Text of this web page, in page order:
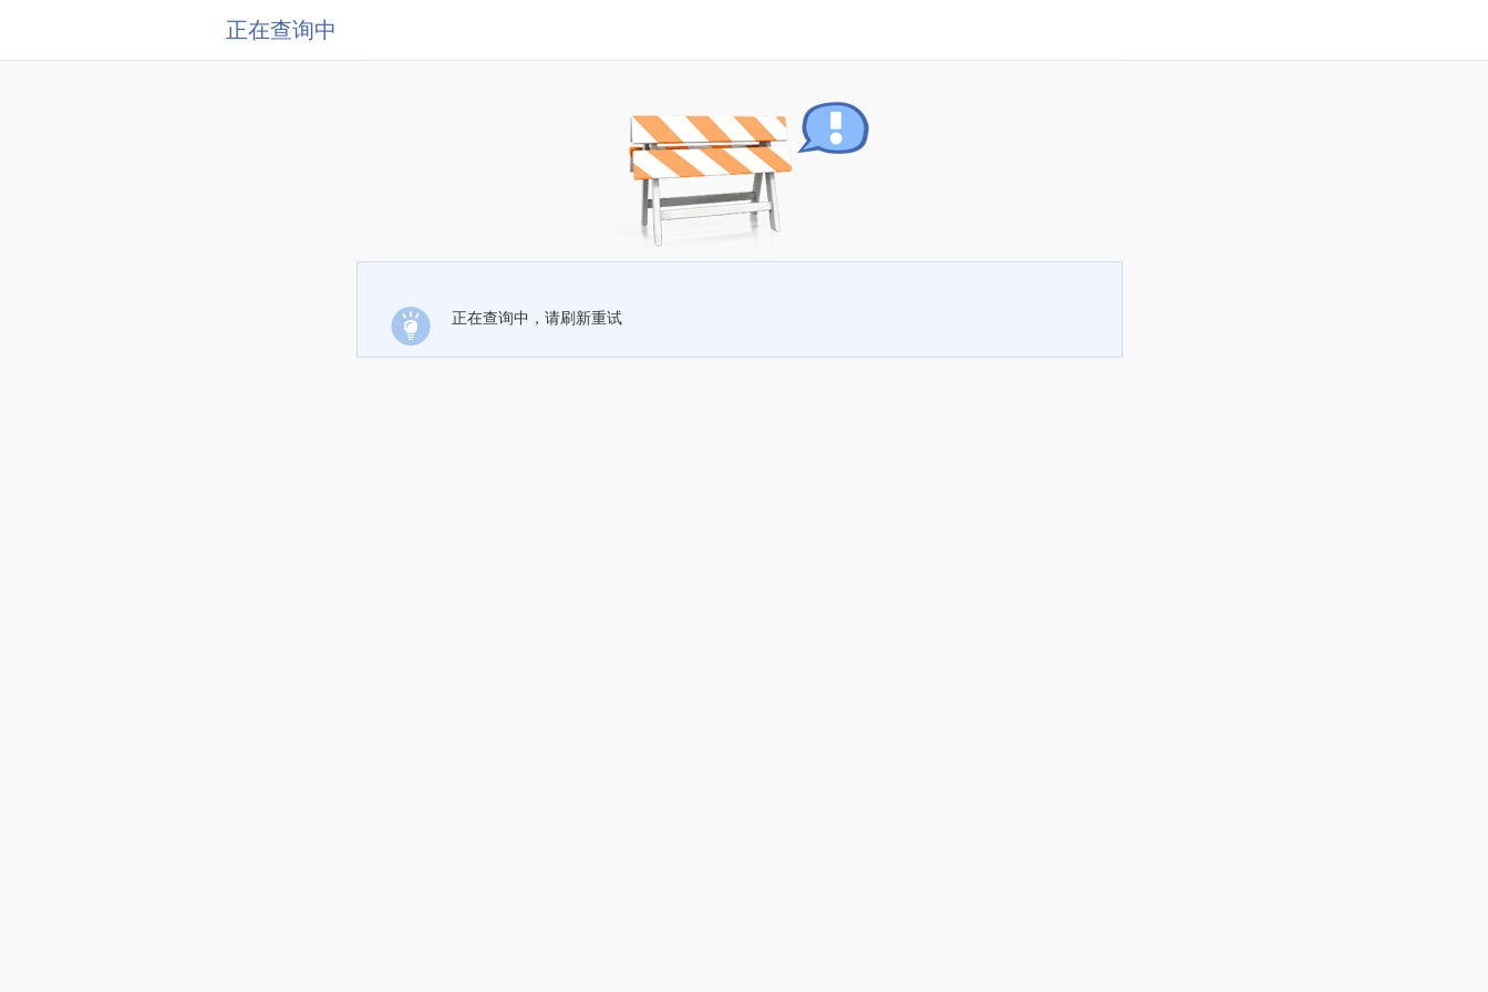
正在查询中
正在查询中，请刷新重试